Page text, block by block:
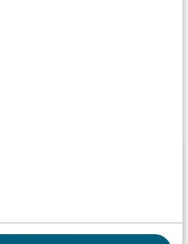
kunnen laten keuren zodat